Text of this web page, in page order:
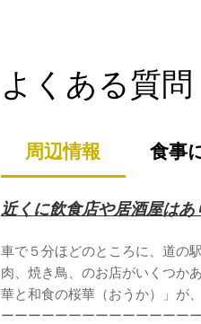
よくある質問
周辺情報 食事
近くに飲食店や居酒屋はあ
車で５分ほどのところに、道の
肉、焼き鳥、のお店がいくつか
華と和食の桜華（おうか）」が
ーーーーーーーーーーーーーー